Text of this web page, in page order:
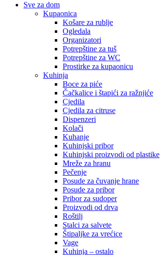
Sve za dom
Kupaonica
Košare za rublje
Ogledala
Organizatori
Potrepštine za tuš
Potrepštine za WC
Prostirke za kupaonicu
Kuhinja
Boce za piće
Čačkalice i štapići za ražnjiće
Cjedila
Cjedila za citruse
Dispenzeri
Kolači
Kuhanje
Kuhinjski pribor
Kuhinjski proizvodi od plastike
Mreže za hranu
Pečenje
Posude za čuvanje hrane
Posude za pribor
Pribor za sudoper
Proizvodi od drva
Roštilj
Stalci za salvete
Štipaljke za vrećice
Vage
Kuhinja – ostalo